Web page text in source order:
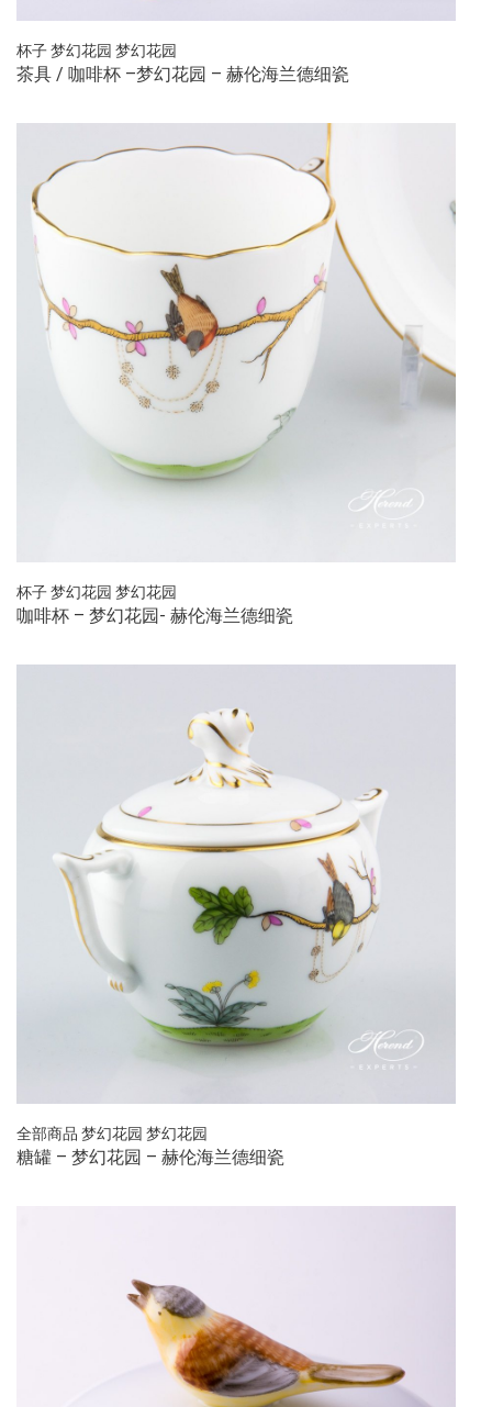
杯子梦幻花园 梦幻花园
茶具 / 咖啡杯 –梦幻花园 – 赫伦海兰德细瓷
杯子梦幻花园 梦幻花园
咖啡杯 – 梦幻花园- 赫伦海兰德细瓷
全部商品 梦幻花园 梦幻花园
糖罐 – 梦幻花园 – 赫伦海兰德细瓷